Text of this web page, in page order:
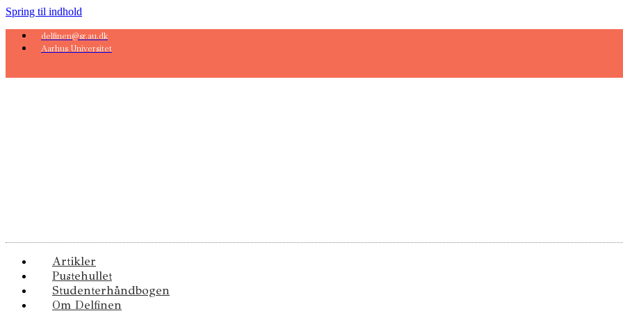
Spring til indhold
delfinen@sr.au.dk
Aarhus Universitet
Artikler
Pustehullet
Studenterhåndbogen
Om Delfinen